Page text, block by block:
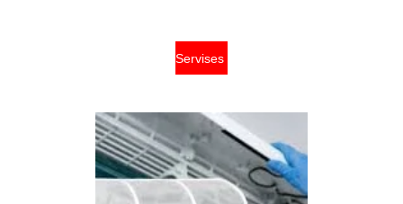
Servises